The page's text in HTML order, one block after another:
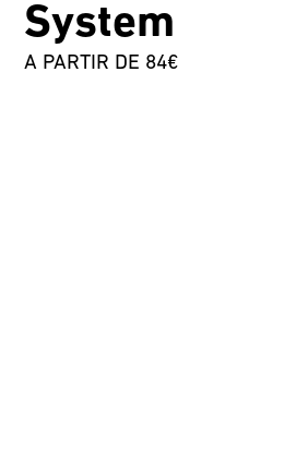
System
A PARTIR DE 84€